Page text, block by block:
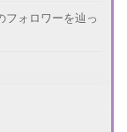
ォロワーを辿っ